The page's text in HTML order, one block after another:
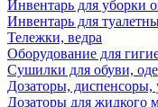
Инвентарь для уборки
Инвентарь для
Тележки, ведра
Оборудование для
Сушилки для обуви,
Дозаторы, диспенсоры,
Дозаторы для жидкого